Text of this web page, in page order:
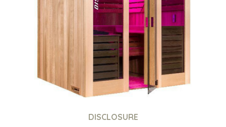
DISCLOSURE